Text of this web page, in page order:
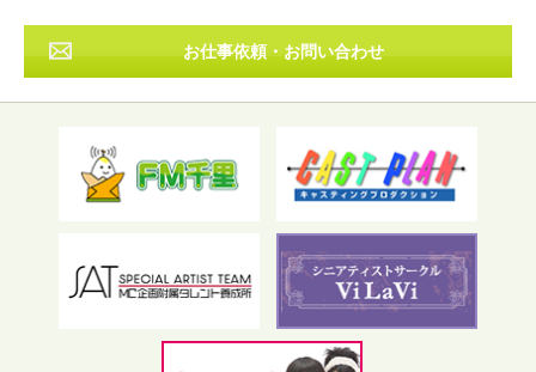
フリーワード検索
お仕事依頼・お問い合わせ